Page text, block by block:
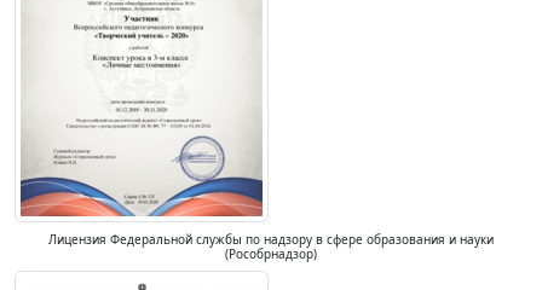
Лицензия Федеральной службы по надзору в сфере образования и науки
(Рособрнадзор)